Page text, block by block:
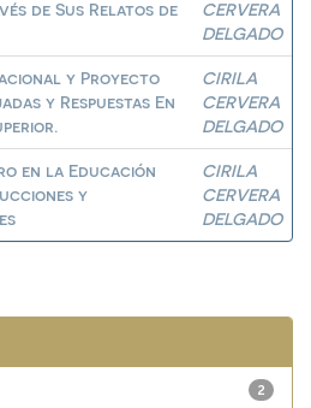
de Sus Relatos de
CERVERA
DELGADO
y Proyecto
y Respuestas En
CIRILA
CERVERA
DELGADO
en la Educación
y
CIRILA
CERVERA
DELGADO
2